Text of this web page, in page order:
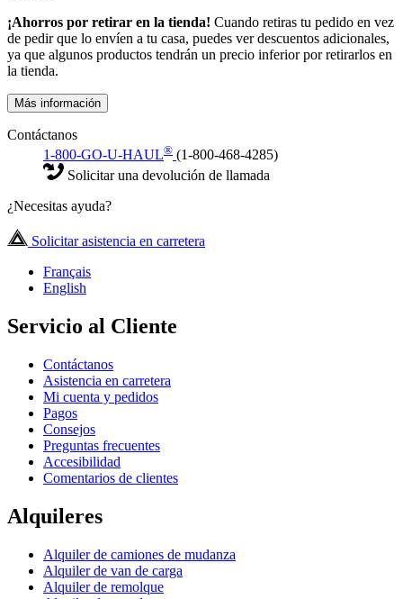
¡Ahorros por retirar en la tienda! Cuando retiras tu pedido en vez
de pedir que lo envíen a tu casa, puedes ver descuentos adicionales,
ya que algunos productos tendrán un precio inferior por retirarlos en
la tienda.
Más información
Contáctanos
1-800-GO-U-HAUL® (1-800-468-4285)
Solicitar una devolución de llamada
¿Necesitas ayuda?
Solicitar asistencia en carretera
Français
English
Servicio al Cliente
Contáctanos
Asistencia en carretera
Mi cuenta y pedidos
Pagos
Consejos
Preguntas frecuentes
Accesibilidad
Comentarios de clientes
Alquileres
Alquiler de camiones de mudanza
Alquiler de van de carga
Alquiler de remolque